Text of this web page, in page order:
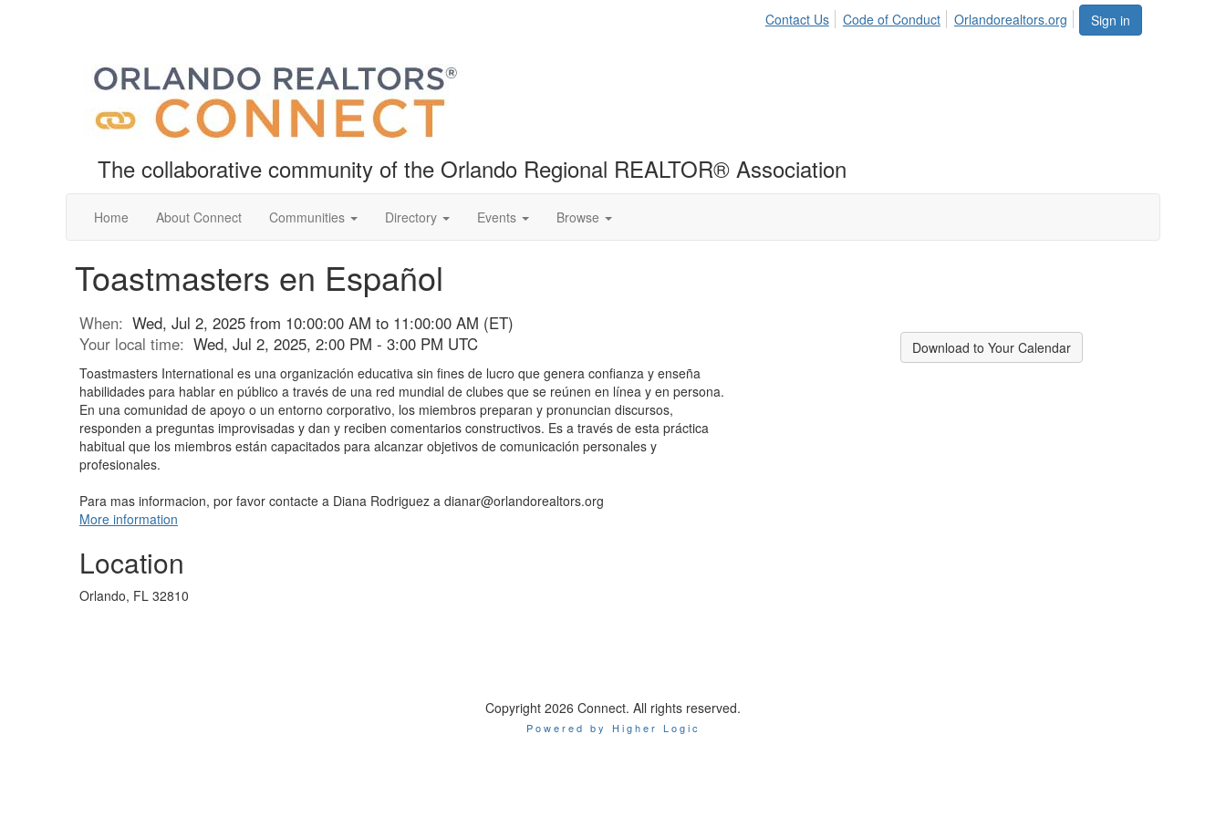
Sign in
Contact Us Code of Conduct Orlandorealtors.org
The collaborative community of the Orlando Regional REALTOR® Association
Home About Connect Communities Directory Events Browse
Toastmasters en Español
When: Wed, Jul 2, 2025 from 10:00:00 AM to 11:00:00 AM (ET)
Your local time: Wed, Jul 2, 2025, 2:00 PM - 3:00 PM UTC
Toastmasters International es una organización educativa sin fines de lucro que genera confianza y enseña
habilidades para hablar en público a través de una red mundial de clubes que se reúnen en línea y en persona.
En una comunidad de apoyo o un entorno corporativo, los miembros preparan y pronuncian discursos,
responden a preguntas improvisadas y dan y reciben comentarios constructivos. Es a través de esta práctica
habitual que los miembros están capacitados para alcanzar objetivos de comunicación personales y
profesionales.
Para mas informacion, por favor contacte a Diana Rodriguez a dianar@orlandorealtors.org
More information
Location
Orlando, FL 32810
Download to Your Calendar
Copyright 2026 Connect. All rights reserved.
Powered by Higher Logic